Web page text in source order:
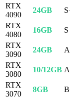
RTX
4090
24GB
RTX
4080
16GB S
RTX
3090
24GB
RTX
3080
10/12GB A
RTX
3070
8GB